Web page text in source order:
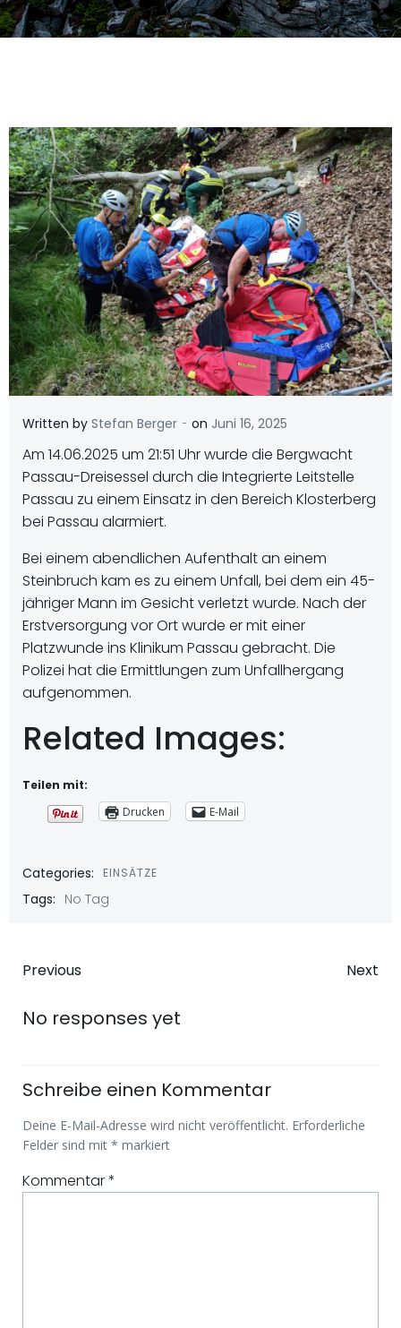
Written by Stefan Berger - on Juni 16, 2025
Am 14.06.2025 um 21:51 Uhr wurde die Bergwacht
Passau-Dreisessel durch die Integrierte Leitstelle
Passau zu einem Einsatz in den Bereich Klosterberg
bei Passau alarmiert.
Bei einem abendlichen Aufenthalt an einem
Steinbruch kam es zu einem Unfall, bei dem ein 45-
jähriger Mann im Gesicht verletzt wurde. Nach der
Erstversorgung vor Ort wurde er mit einer
Platzwunde ins Klinikum Passau gebracht. Die
Polizei hat die Ermittlungen zum Unfallhergang
aufgenommen.
Related Images:
Teilen mit:
Drucken
E-Mail
Categories: EINSÄTZE
Tags: No Tag
Beitragsnavigation
Previous Next
No responses yet
Schreibe einen Kommentar
Deine E-Mail-Adresse wird nicht veröffentlicht. Erforderliche
Felder sind mit * markiert
Kommentar*